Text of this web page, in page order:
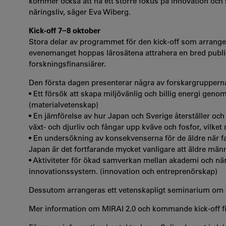
näringsliv, säger Eva Wiberg.
Kick-off 7−8 oktober
Stora delar av programmet för den kick-off som
evenemanget hoppas lärosätena attrahera en bred
forskningsfinansiärer.
Den första dagen presenterar några av
• Ett försök att skapa miljövänlig och billig energi
(materialvetenskap)
• En jämförelse av hur Japan och Sverige återställer
växt- och djurliv och fångar upp kväve och fosfor,
• En undersökning av konsekvenserna för de äldre
Japan är det fortfarande mycket vanligare att äldre
• Aktiviteter för ökad samverkan mellan akademi och
innovationssystem. (innovation och entreprenörskap)
Dessutom arrangeras ett vetenskapligt seminarium om
Mer information om MIRAI 2.0 och kommande kick-off